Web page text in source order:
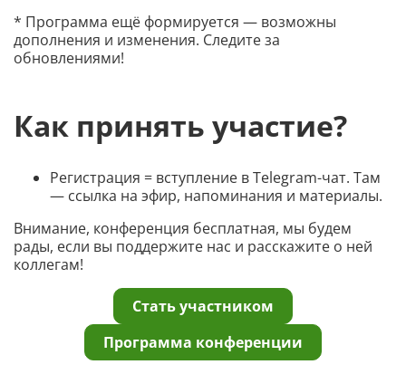
* Программа ещё формируется — возможны
дополнения и изменения. Следите за
обновлениями!
Как принять участие?
Регистрация = вступление в Telegram-чат. Там
— ссылка на эфир, напоминания и материалы.
Внимание, конференция бесплатная, мы будем
рады, если вы поддержите нас и расскажите о ней
коллегам!
Стать участником
Программа конференции